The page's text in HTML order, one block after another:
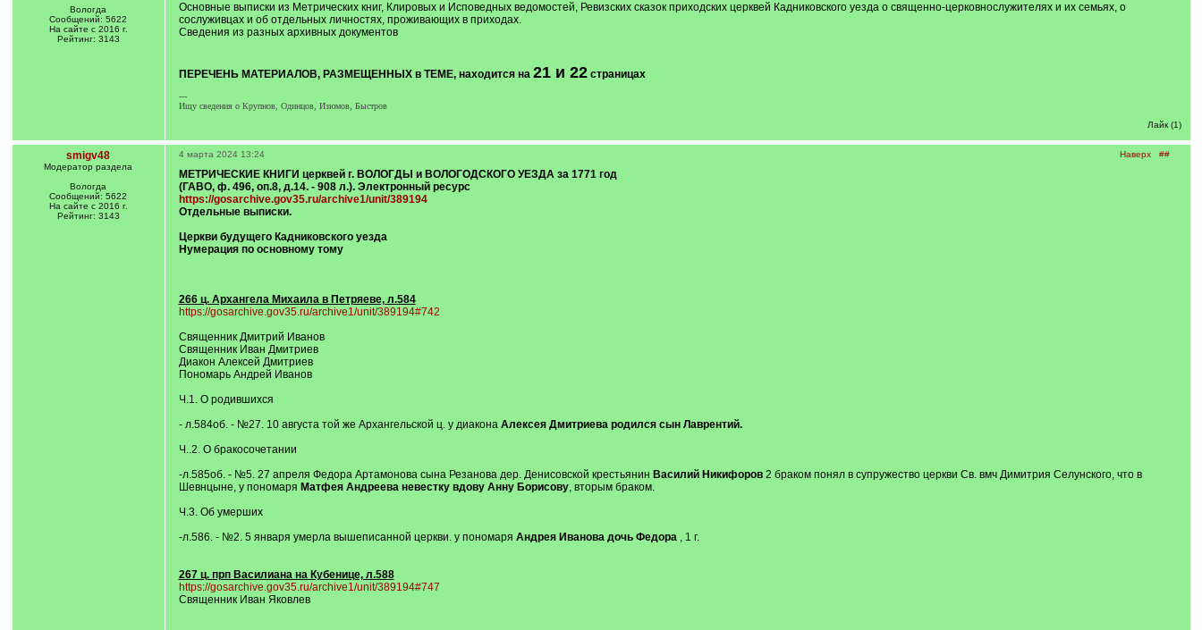
Вологда
Сообщений: 5622
На сайте с 2016 г.
Рейтинг: 3143
Основные выписки из Метрических книг, Клировых и Исповедных ведомостей, Ревизских сказок приходских церквей Кадниковского уезда о священно-церковнослужителях и их семьях, о
сослуживцах и об отдельных личностях, проживающих в приходах.
Сведения из разных архивных документов
ПЕРЕЧЕНЬ МАТЕРИАЛОВ, РАЗМЕЩЕННЫХ в ТЕМЕ, находится на 21 и 22страницах
---
Ищу сведения о Крупнов, Одинцов, Изюмов, Быстров
Лайк (1)
smigv48
Модератор раздела
Вологда
Сообщений: 5622
На сайте с 2016 г.
Рейтинг: 3143
Наверх ##
4 марта 2024 13:24
МЕТРИЧЕСКИЕ КНИГИ церквей г. ВОЛОГДЫ и ВОЛОГОДСКОГО УЕЗДА за 1771 год
(ГАВО, ф. 496, оп.8, д.14. - 908 л.). Электронный ресурс
https://gosarchive.gov35.ru/archive1/unit/389194
Отдельные выписки.
Церкви будущего Кадниковского уезда
Нумерация по основному тому
266 ц. Архангела Михаила в Петряеве, л.584
https://gosarchive.gov35.ru/archive1/unit/389194#742
Священник Дмитрий Иванов
Священник Иван Дмитриев
Диакон Алексей Дмитриев
Пономарь Андрей Иванов
Ч.1. О родившихся
- л.584об. - №27. 10 августа той же Архангельской ц. у диакона Алексея Дмитриева родился сын Лаврентий.
Ч..2. О бракосочетании
-л.585об. - №5. 27 апреля Федора Артамонова сына Резанова дер. Денисовской крестьянин Василий Никифоров2 браком понял в супружество церкви Св. вмч Димитрия Селунского, что в
Шевнцыне, у пономаря Матфея Андреева невестку вдову Анну Борисову, вторым браком.
Ч.3. Об умерших
-л.586. - №2. 5 января умерла вышеписанной церкви. у пономаря Андрея Иванова дочь Федора, 1 г.
267 ц. прп Василиана на Кубенице, л.588
https://gosarchive.gov35.ru/archive1/unit/389194#747
Священник Иван Яковлев